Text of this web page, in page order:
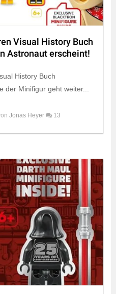
Visual History Buch
Astronaut erscheint!
History Buch
der Minifigur geht weiter...
Jonas Heyer 13